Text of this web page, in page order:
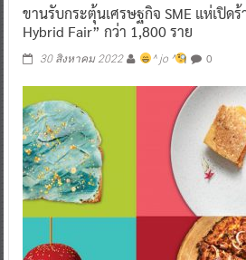
ขานรับกระตุ้นเศรษฐกิจ SME แห่เปิด
Hybrid Fair” กว่า 1,800 ราย
30 สิงหาคม 2022 ^ jo ^ 0